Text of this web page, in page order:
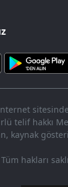
Aç
telif hakkı
kaynak
hakları